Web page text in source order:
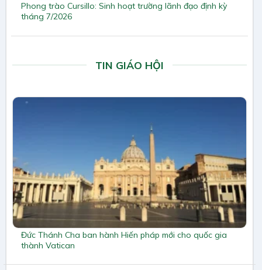
Phong trào Cursillo: Sinh hoạt trường lãnh đạo định kỳ
tháng 7/2026
TIN GIÁO HỘI
Đức Thánh Cha ban hành Hiến pháp mới cho quốc gia
thành Vatican